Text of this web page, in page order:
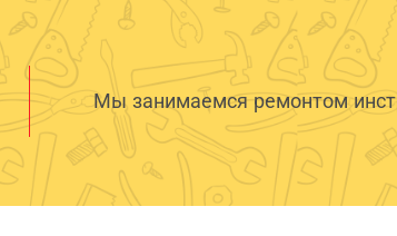
Мы занимаемся ремонтом